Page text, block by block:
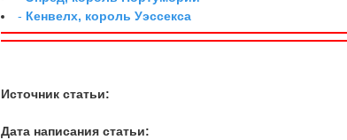
- Кенвелх, король Уэссекса
Источник статьи:
Дата написания статьи: